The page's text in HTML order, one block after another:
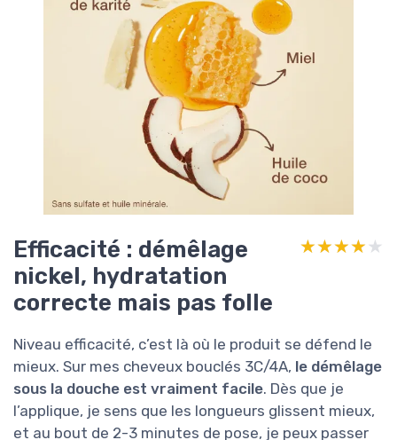
Efficacité : démêlage
nickel, hydratation
correcte mais pas folle
★★★★★
★★★★★
Niveau efficacité, c’est là où le produit se défend le
mieux. Sur mes cheveux bouclés 3C/4A, le démêlage
sous la douche est vraiment facile. Dès que je
l’applique, je sens que les longueurs glissent mieux,
et au bout de 2-3 minutes de pose, je peux passer